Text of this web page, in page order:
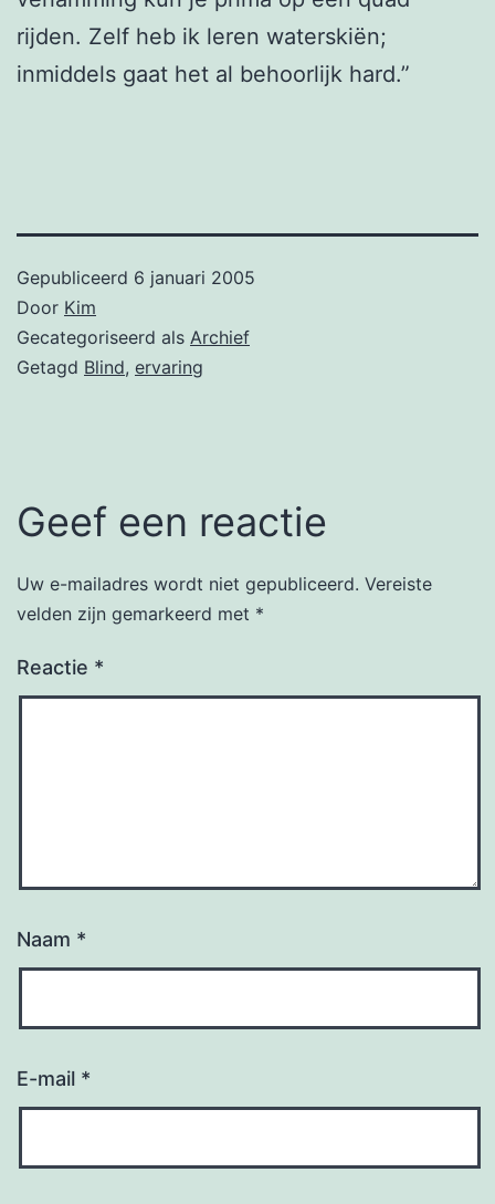
rijden. Zelf heb ik leren waterskiën;
inmiddels gaat het al behoorlijk hard.”
Gepubliceerd 6 januari 2005
Door Kim
Gecategoriseerd als Archief
Getagd Blind, ervaring
Geef een reactie
Uw e-mailadres wordt niet gepubliceerd. Vereiste
velden zijn gemarkeerd met *
Reactie *
Naam *
E-mail *